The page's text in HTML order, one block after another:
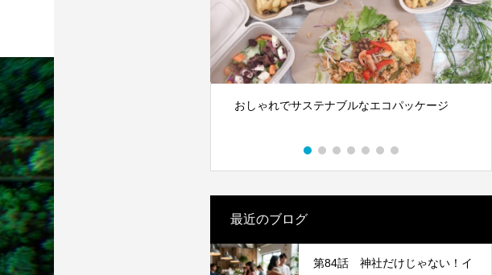
など）
包装製品
パッケージ印刷物や包装資材の製品（紙器、軟包装）
客力アップ！販促・SNS対策にも
第81話 そのペットボトル、実は“広告媒
体”です｜オリジナルラベル水の活用アイ
デア
おしゃれでサステナブルなエコパッケージ
木と水の資源を守る新素
る。
最近のブログ
第84話 神社だけじゃない！イ